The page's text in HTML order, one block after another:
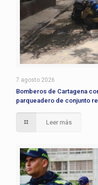
7 agosto 2026
Bomberos de Cartagena
parqueadero de conjunto
Leer más